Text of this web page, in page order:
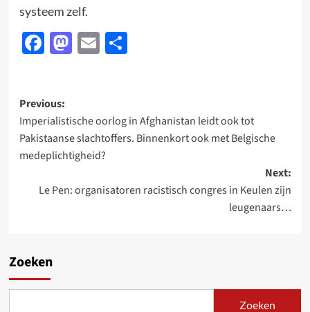
systeem zelf.
Facebook
Mastodon
EmailDelen
Post
navigation
Previous:
Imperialistische oorlog in Afghanistan leidt ook tot
Pakistaanse slachtoffers. Binnenkort ook met Belgische
medeplichtigheid?
Next:
Le Pen: organisatoren racistisch congres in Keulen zijn
leugenaars…
Zoeken
Zoeken